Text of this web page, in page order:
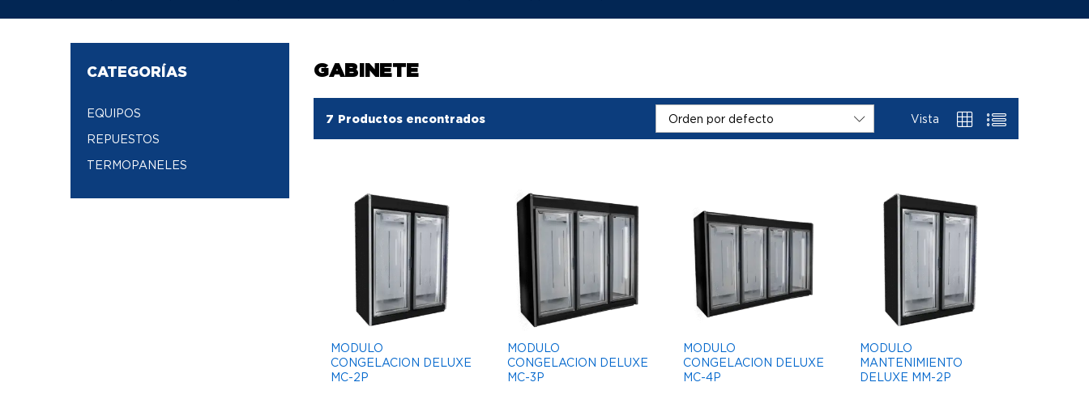
GABINETE
7 Productos encontrados Vista
Orden por defecto
MODULO
CONGELACION DELUXE
MC-2P
MODULO
CONGELACION DELUXE
MC-3P
MODULO
CONGELACION DELUXE
MC-4P
MODULO
MANTENIMIENTO
DELUXE MM-2P
CATEGORÍAS
EQUIPOS
REPUESTOS
TERMOPANELES